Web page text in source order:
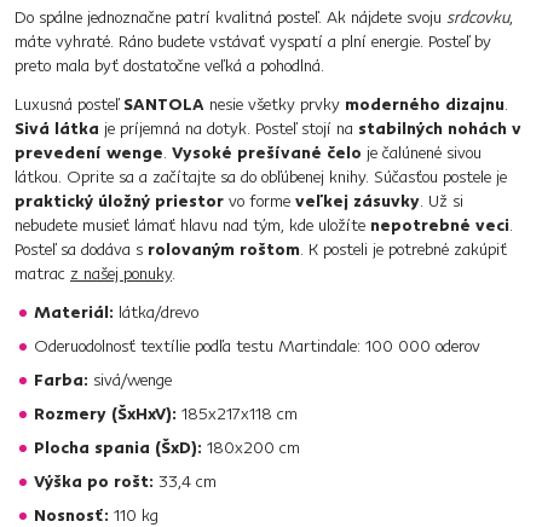
Do spálne jednoznačne patrí kvalitná posteľ. Ak nájdete svoju srdcovku,
máte vyhraté. Ráno budete vstávať vyspatí a plní energie. Posteľ by
preto mala byť dostatočne veľká a pohodlná.
Luxusná posteľ SANTOLA nesie všetky prvky moderného dizajnu.
Sivá látka je príjemná na dotyk. Posteľ stojí na stabilných nohách v
prevedení wenge. Vysoké prešívané čelo je čalúnené sivou
látkou. Oprite sa a začítajte sa do obľúbenej knihy. Súčasťou postele je
praktický úložný priestor vo forme veľkej zásuvky. Už si
nebudete musieť lámať hlavu nad tým, kde uložíte nepotrebné veci.
Posteľ sa dodáva s rolovaným roštom. K posteli je potrebné zakúpiť
matrac z našej ponuky.
Materiál: látka/drevo
Oderuodolnosť textílie podľa testu Martindale: 100 000 oderov
Farba: sivá/wenge
Rozmery (ŠxHxV): 185x217x118 cm
Plocha spania (ŠxD): 180x200 cm
Výška po rošt: 33,4 cm
Nosnosť: 110 kg